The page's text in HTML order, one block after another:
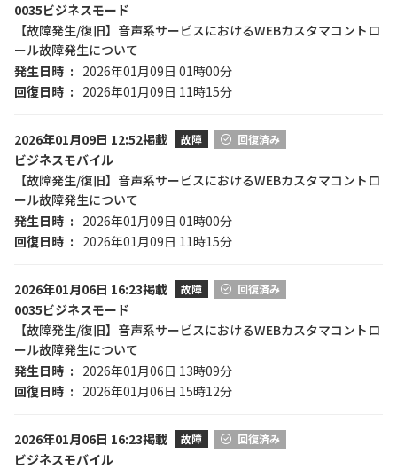
0035ビジネスモード
【故障発生/復旧】音声系サービスにおけるWEBカスタマコントロ
ール故障発生について
発生日時
2026年01月09日 01時00分
回復日時
2026年01月09日 11時15分
2026年01月09日 12:52掲載 故障 回復済み
ビジネスモバイル
【故障発生/復旧】音声系サービスにおけるWEBカスタマコントロ
ール故障発生について
発生日時
2026年01月09日 01時00分
回復日時
2026年01月09日 11時15分
2026年01月06日 16:23掲載 故障 回復済み
0035ビジネスモード
【故障発生/復旧】音声系サービスにおけるWEBカスタマコントロ
ール故障発生について
発生日時
2026年01月06日 13時09分
回復日時
2026年01月06日 15時12分
2026年01月06日 16:23掲載 故障 回復済み
ビジネスモバイル